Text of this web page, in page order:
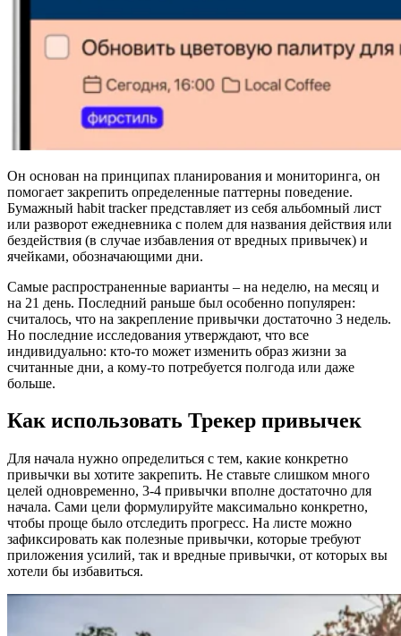
Он основан на принципах планирования и мониторинга, он
помогает закрепить определенные паттерны поведение.
Бумажный habit tracker представляет из себя альбомный лист
или разворот ежедневника с полем для названия действия или
бездействия (в случае избавления от вредных привычек) и
ячейками, обозначающими дни.
Самые распространенные варианты – на неделю, на месяц и
на 21 день. Последний раньше был особенно популярен:
считалось, что на закрепление привычки достаточно 3 недель.
Но последние исследования утверждают, что все
индивидуально: кто-то может изменить образ жизни за
считанные дни, а кому-то потребуется полгода или даже
больше.
Как использовать Трекер привычек
Для начала нужно определиться с тем, какие конкретно
привычки вы хотите закрепить. Не ставьте слишком много
целей одновременно, 3-4 привычки вполне достаточно для
начала. Сами цели формулируйте максимально конкретно,
чтобы проще было отследить прогресс. На листе можно
зафиксировать как полезные привычки, которые требуют
приложения усилий, так и вредные привычки, от которых вы
хотели бы избавиться.